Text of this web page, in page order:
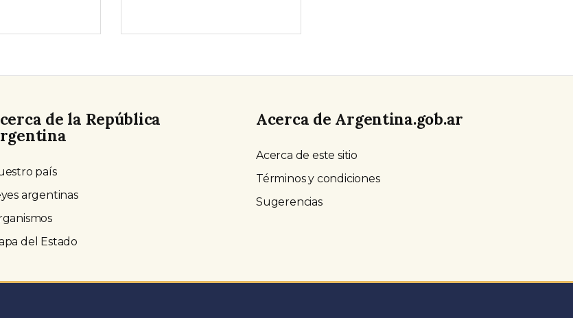
de la República
país
argentinas
del Estado
Acerca de Argentina.gob.ar
Acerca de este sitio
Términos y condiciones
Sugerencias